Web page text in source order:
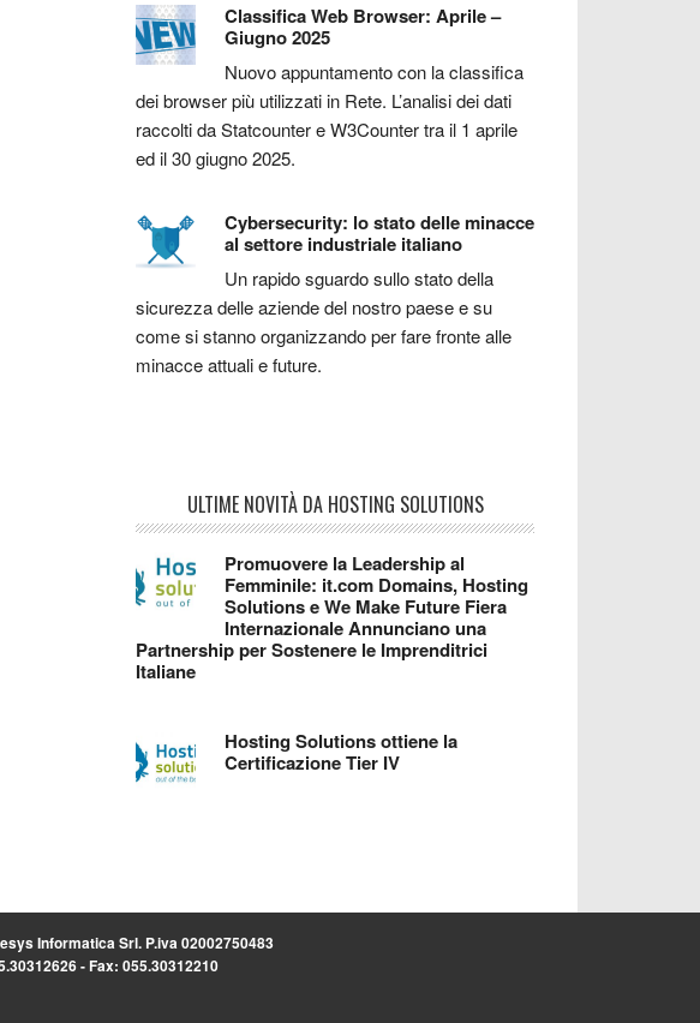
Classifica Web Browser: Aprile –
Giugno 2025
Nuovo appuntamento con la classifica
dei browser più utilizzati in Rete. L’analisi dei dati
raccolti da Statcounter e W3Counter tra il 1 aprile
ed il 30 giugno 2025.
Cybersecurity: lo stato delle minacce
al settore industriale italiano
Un rapido sguardo sullo stato della
sicurezza delle aziende del nostro paese e su
come si stanno organizzando per fare fronte alle
minacce attuali e future.
ULTIME NOVITÀ DA HOSTING SOLUTIONS
Promuovere la Leadership al
Femminile: it.com Domains, Hosting
Solutions e We Make Future Fiera
Internazionale Annunciano una
Partnership per Sostenere le Imprenditrici
Italiane
Hosting Solutions ottiene la
Certificazione Tier IV
Informatica Srl. P.iva 02002750483
- Fax: 055.30312210